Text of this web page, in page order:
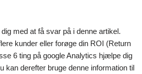
med at få svar på i denne artikel.
kunder eller forøge din ROI (Return
6 ting på google Analytics hjælpe dig
kan derefter bruge denne information til